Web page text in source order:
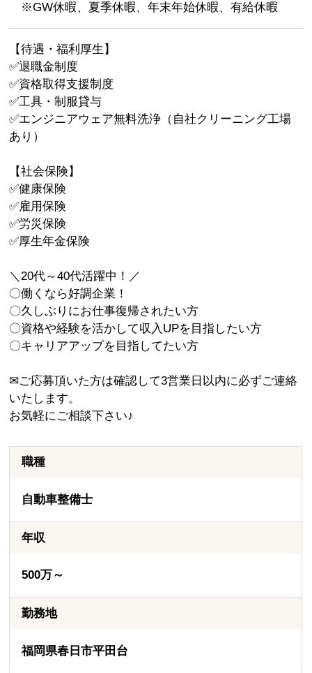
※GW休暇、夏季休暇、年末年始休暇、有給休暇
【待遇・福利厚生】
✅退職金制度
✅資格取得支援制度
✅工具・制服貸与
✅エンジニアウェア無料洗浄（自社クリーニング工場
あり）
【社会保険】
✅健康保険
✅雇用保険
✅労災保険
✅厚生年金保険
＼20代～40代活躍中！／
〇働くなら好調企業！
〇久しぶりにお仕事復帰されたい方
〇資格や経験を活かして収入UPを目指したい方
〇キャリアアップを目指してたい方
✉ご応募頂いた方は確認して3営業日以内に必ずご連絡
いたします。
お気軽にご相談下さい♪
職種
自動車整備士
年収
500万～
勤務地
福岡県春日市平田台